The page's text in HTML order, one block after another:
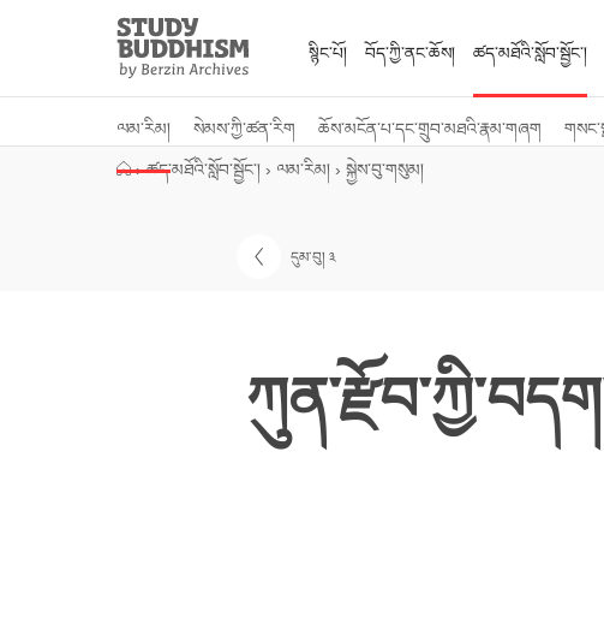
Study
Buddhism
Home
སྙིང་པོ། བོད་ཀྱི་ནང་ཆོས། ཚད་མཐོའི་སློབ་སྦྱོང་།
ལམ་རིམ། སེམས་ཀྱི་ཚན་རིག ཆོས་མངོན་པ་དང་གྲུབ་མཐའི་རྣམ་གཞག
›ཚད་མཐོའི་སློབ་སྦྱོང་། › ལམ་རིམ། › སྐྱེས་བུ་གསུམ།
དུམ་བུ། ༣